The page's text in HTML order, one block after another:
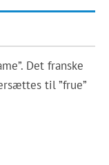
Det franske
til ”frue”